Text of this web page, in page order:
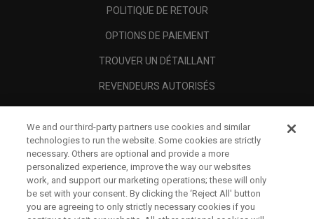
POLITIQUE DE RETOUR
OPTIONS DE PAIEMENT
TROUVER UN DÉTAILLANT
REVENDEURS AUTORISÉS
A PROPOS
MENTIONS LÉGALES
We and our third-party partners use cookies and similar
technologies to run the website. Some cookies are strictly
necessary. Others are optional and provide a more
personalized experience, improve the way our websites
work, and support our marketing operations; these will only
be set with your consent. By clicking the ‘Reject All' button
you are agreeing to only strictly necessary cookies if you